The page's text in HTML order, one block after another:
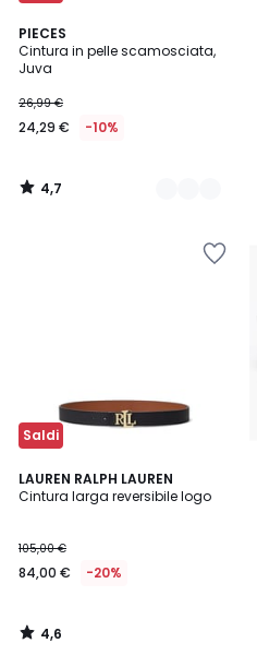
PIECES
Cintura in pelle scamosciata,
Juva
26,99 €
24,29 € -10%
4,7
/ 5
2
Colori
4,7
/
Saldi
LAUREN RALPH LAUREN
Cintura larga reversibile logo
105,00 €
84,00 € -20%
4,6
/ 5
4,6
/